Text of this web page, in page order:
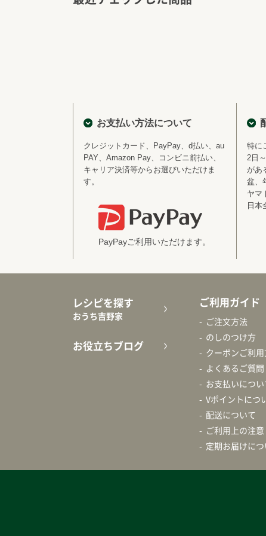
お支払い方法について
クレジットカード、PayPay、d払い、au
PAY、Amazon Pay、コンビニ前払い、
キャリア決済等からお選びいただけま
す。
PayPayご利用いただけます。
特に
2日
があ
盆、
ヤマ
日本
レシピを探す
おうち吉野家
お役立ちブログ
ご利用ガイド
ご注文方法
のしのつけ方
クーポンご利
よくあるご質問
お支払いについ
Vポイントにつ
配送について
ご利用上の注意
定期お届けに